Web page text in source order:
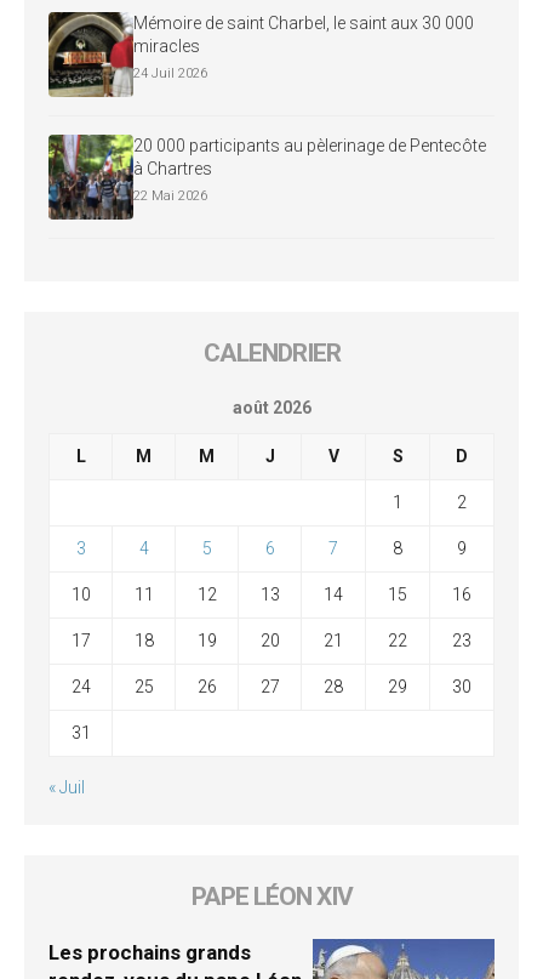
Mémoire de saint Charbel, le saint aux 30 000
miracles
24 Juil 2026
20 000 participants au pèlerinage de Pentecôte
à Chartres
22 Mai 2026
CALENDRIER
août 2026
L M M J V S D
1 2
3 4 5 6 7 8 9
10 11 12 13 14 15 16
17 18 19 20 21 22 23
24 25 26 27 28 29 30
31
« Juil
PAPE LÉON XIV
Les prochains grands